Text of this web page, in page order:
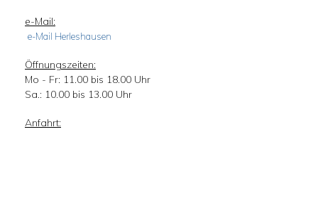
e-Mail:
e-Mail Herleshausen
Öffnungszeiten:
Mo - Fr: 11.00 bis 18.00 Uhr
Sa.: 10.00 bis 13.00 Uhr
Anfahrt: